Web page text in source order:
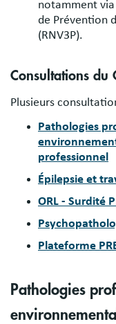
notamment
de Prévention
(RNV3P).
Consultations du
Plusieurs
Pathologies
professionnel
Épilepsie et
ORL - Surdité
Plateforme
Pathologies